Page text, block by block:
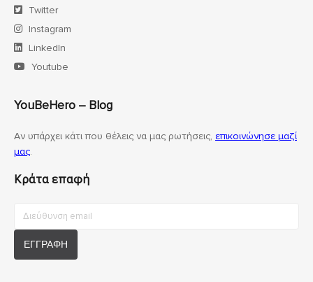
Twitter
Instagram
LinkedIn
Youtube
YouBeHero – Blog
Αν υπάρχει κάτι που θέλεις να μας ρωτήσεις, επικοινώνησε μαζί
μας.
Κράτα επαφή